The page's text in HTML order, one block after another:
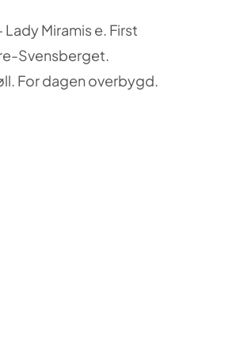
Miramis e. First
Svensberget.
For dagen overbygd.